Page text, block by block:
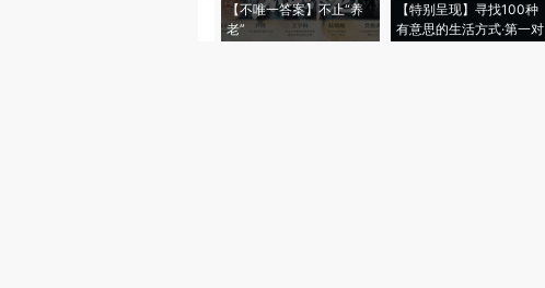
【不唯一答案】不止“养
老”
【特别呈现】寻找100种
有意思的生活方式·第一对